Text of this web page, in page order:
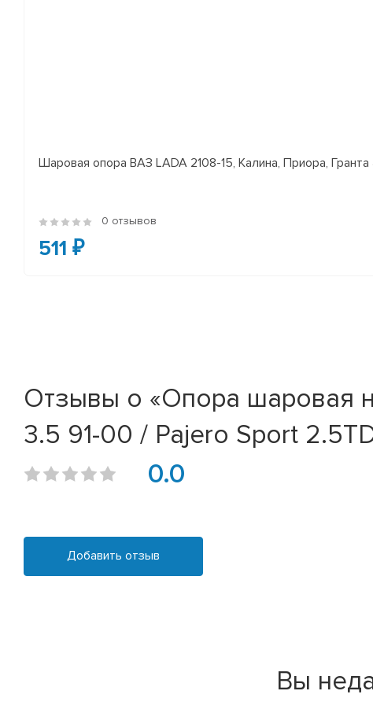
Шаровая опора ВАЗ LADA 2108-15, Калина, Приора, Гранта
0 отзывов
511 ₽
Отзывы о «Опора шаровая
3.5 91-00 / Pajero Sport
0.0
Добавить отзыв
Вы